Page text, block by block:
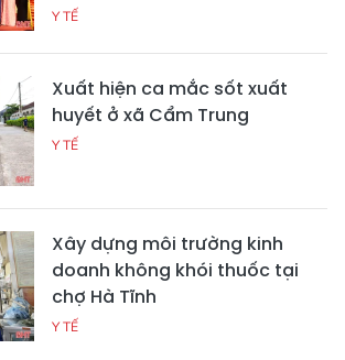
Y TẾ
Xuất hiện ca mắc sốt xuất
huyết ở xã Cẩm Trung
Y TẾ
Xây dựng môi trường kinh
doanh không khói thuốc tại
chợ Hà Tĩnh
Y TẾ